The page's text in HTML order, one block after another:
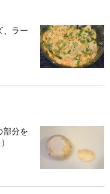
、ラー
部分を